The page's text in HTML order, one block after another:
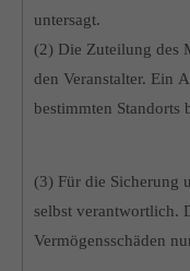
untersagt.
(2) Die Zuteilung des
den Veranstalter. Ein
bestimmten Standorts
(3) Für die Sicherung
selbst verantwortlich.
Vermögensschäden